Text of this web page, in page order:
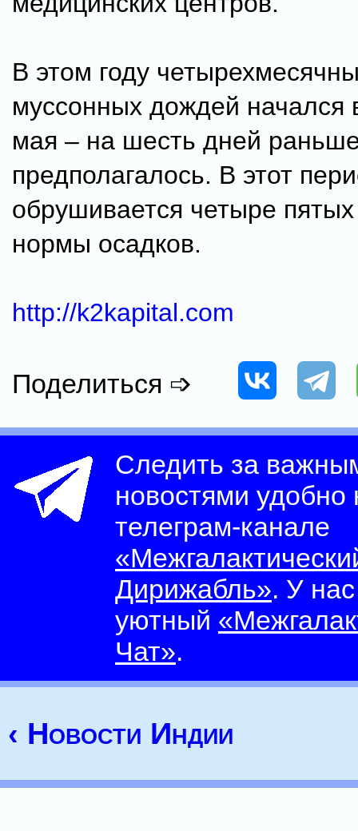
В этом году
муссонных дождей начался
мая – на шесть дней
предполагалось. В этот
обрушивается четыре пятых
нормы осадков.
http://k2kapital.com
Поделиться ➩
Следить за
новостями
телеграм-канале
Дирижабль». У
уютный
Чат».
‹ Новости Индии